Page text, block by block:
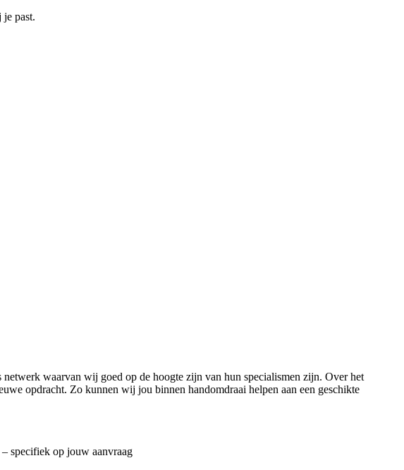
past.
netwerk waarvan wij goed op de hoogte zijn van hun specialismen zijn. Over het
opdracht. Zo kunnen wij jou binnen handomdraai helpen aan een geschikte
specifiek op jouw aanvraag